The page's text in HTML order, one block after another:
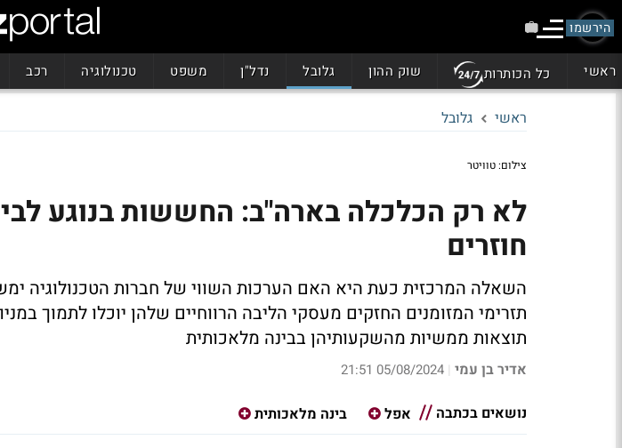
הירשמו
ראשי כל הכותרות שוק ההון גלובל נדל"ן משפט טכנולוגיה רכב
ראשי גלובל
צילום: טוויטר
לא רק הכלכלה בארה"ב: החששות בנוגע
חוזרים
השאלה המרכזית כעת היא האם הערכות השווי של חברות הטכנולוגיה
תזרימי המזומנים החזקים מעסקי הליבה הרווחיים שלהן יוכלו לתמוך
תוצאות ממשיות מהשקעותיהן בבינה מלאכותית
אדיר בן עמי |
05/08/2024 21:51
נושאים בכתבה
אפל בינה מלאכותית